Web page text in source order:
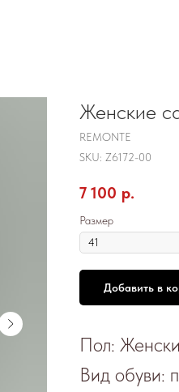
Женские
REMONTE
SKU: Z6172-00
7 100 р.
Размер
Добавить в
Пол:
Вид обуви: